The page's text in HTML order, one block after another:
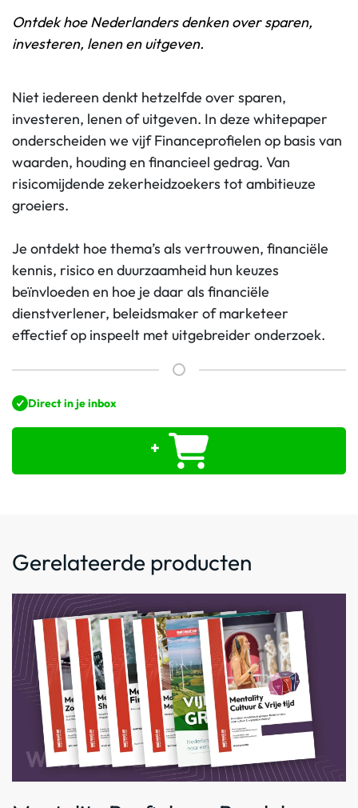
Ontdek hoe Nederlanders denken over sparen,
investeren, lenen en uitgeven.
Niet iedereen denkt hetzelfde over sparen,
investeren, lenen of uitgeven. In deze whitepaper
onderscheiden we vijf Financeprofielen op basis van
waarden, houding en financieel gedrag. Van
risicomijdende zekerheidzoekers tot ambitieuze
groeiers.
Je ontdekt hoe thema’s als vertrouwen, financiële
kennis, risico en duurzaamheid hun keuzes
beïnvloeden en hoe je daar als financiële
dienstverlener, beleidsmaker of marketeer
effectief op inspeelt met uitgebreider onderzoek.
Direct in je inbox
+
Gerelateerde producten